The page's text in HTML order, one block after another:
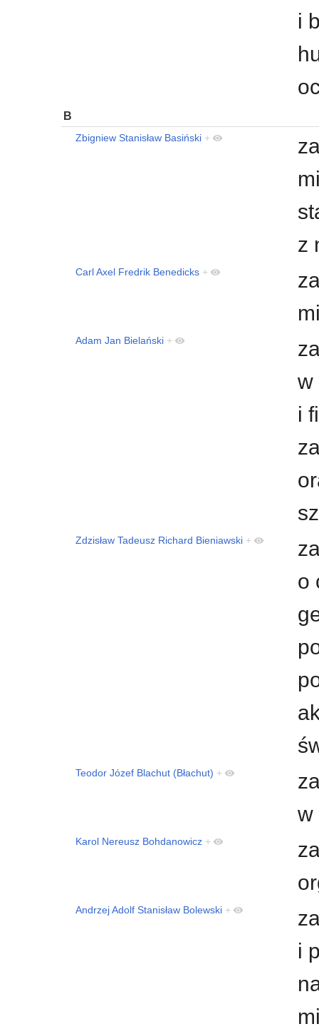
i
B
Zbigniew Stanisław Basiński +
z
Carl Axel Fredrik Benedicks +
Adam Jan Bielański +
w
i
Zdzisław Tadeusz Richard Bieniawski +
o
Teodor Józef Blachut (Błachut) +
w
Karol Nereusz Bohdanowicz +
Andrzej Adolf Stanisław Bolewski +
i